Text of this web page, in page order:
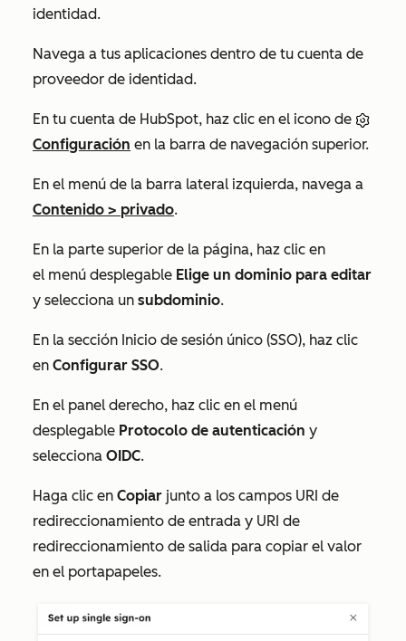
identidad.
Navega a tus aplicaciones dentro de tu cuenta de
proveedor de identidad.
En tu cuenta de HubSpot, haz clic en el icono de
Configuración en la barra de navegación superior.
En el menú de la barra lateral izquierda, navega a
Contenido > privado.
En la parte superior de la página, haz clic en
el menú desplegable Elige un dominio para editar
y selecciona un subdominio.
En la sección Inicio de sesión único (SSO), haz clic
en Configurar SSO.
En el panel derecho, haz clic en el menú
desplegable Protocolo de autenticación y
selecciona OIDC.
Haga clic en Copiar junto a los campos URI de
redireccionamiento de entrada y URI de
redireccionamiento de salida para copiar el valor
en el portapapeles.